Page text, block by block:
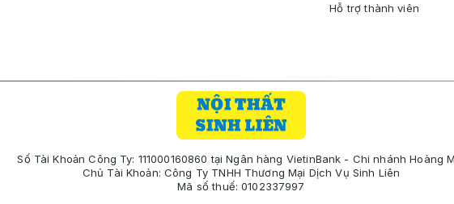
Hỗ trợ thành viên
Số Tài Khoản Công Ty: 111000160860 tại Ngân hàng VietinBank - Chi nhánh Hoàng
Chủ Tài Khoản: Công Ty TNHH Thương Mại Dịch Vụ Sinh Liên
Mã số thuế: 0102337997